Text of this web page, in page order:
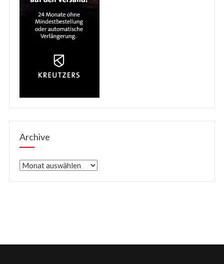
Archive
Archive